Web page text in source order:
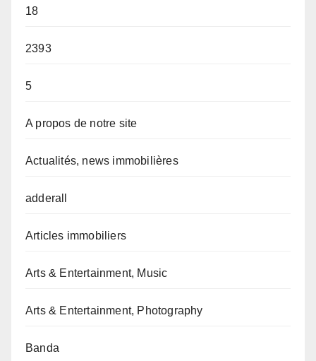
18
2393
5
A propos de notre site
Actualités, news immobilières
adderall
Articles immobiliers
Arts & Entertainment, Music
Arts & Entertainment, Photography
Banda